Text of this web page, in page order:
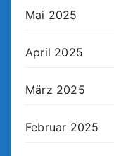
Mai 2025
April 2025
März 2025
Februar 2025